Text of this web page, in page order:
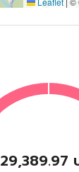
29,389.97